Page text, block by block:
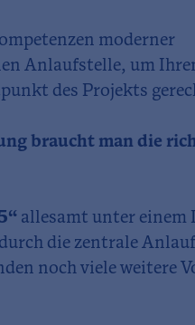
moderner
Anlaufstelle, um
des Projekts
braucht man die
allesamt unter einem
die zentrale
noch viele weitere